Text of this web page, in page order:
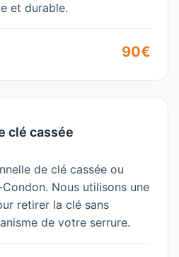
et durable.
90€
clé cassée
de clé cassée ou
. Nous utilisons une
retirer la clé sans
de votre serrure.